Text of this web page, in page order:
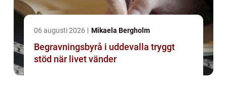
06 augusti 2026 Mikaela Bergholm
Begravningsbyrå i uddevalla tryggt
stöd när livet vänder